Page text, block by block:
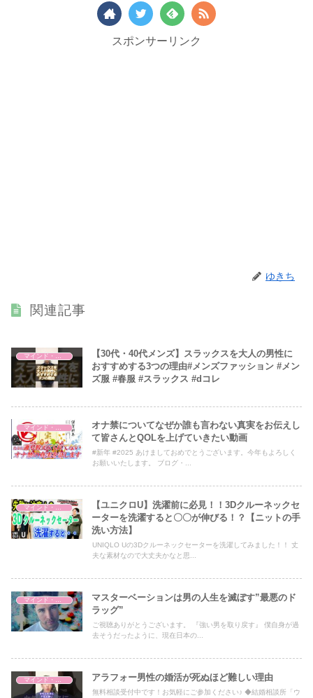
スポンサーリンク
ゆきち
関連記事
マインド・哲学
【30代・40代メンズ】スラックスを大人の男性に
おすすめする3つの理由#メンズファッション #メン
ズ服 #春服 #スラックス #dコレ
マインド・哲学
オナ禁についてなぜか誰も言わない真実をお伝えし
て皆さんとQOLを上げていきたい動画
#新年 #2025 あけましておめでとうございます。今年もよろしく
お願いいたします。 ブログ・...
マインド・哲学
【ユニクロU】洗濯前に必見！！3Dクルーネックセ
ーターを洗濯すると〇〇が伸びる！？【ニットの手
洗い方法】
UNIQLO Uの3Dクルーネックセーターを洗濯してみました！！ 丈
夫な素材なので大丈夫かなと思...
マインド・哲学
マスターベーションは男の人生を滅ぼす”最悪のド
ラッグ”
ご視聴ありがとうございます。 『強い男を取り戻す』 僕自身が過
去そうだったように、現在日本の...
マインド・哲学 アラフォー男性の婚活が死ぬほど難しい理由
無料相談受付中です！お気軽にご参加ください♪ ◆結婚相談所「ウ